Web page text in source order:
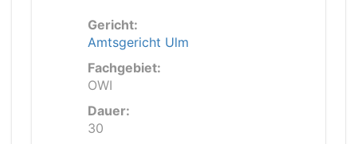
Gericht:
Amtsgericht Ulm
Fachgebiet:
OWI
Dauer:
30